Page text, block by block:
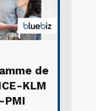
de
KLM
PMI